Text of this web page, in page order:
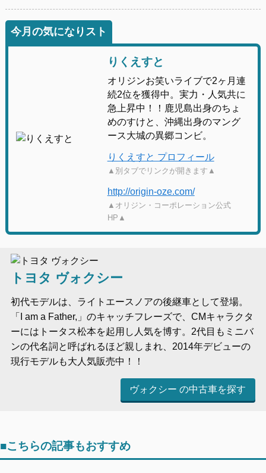
今月の気になりスト
りくえすと
オリジンお笑いライブで2ヶ月連
続2位を獲得中。実力・人気共に
急上昇中！！鹿児島出身のちょ
めのすけと、沖縄出身のマング
ース大城の異郷コンビ。
りくえすと プロフィール
▲別タブでリンクが開きます▲
http://origin-oze.com/
▲オリジン・コーポレーション公式
HP▲
トヨタ ヴォクシー
初代モデルは、ライトエースノアの後継車として登場。
「I am a Father,」のキャッチフレーズで、CMキャラクタ
ーにはトータス松本を起用し人気を博す。2代目もミニバ
ンの代名詞と呼ばれるほど親しまれ、2014年デビューの
現行モデルも大人気販売中！！
ヴォクシー の中古車を探す
■こちらの記事もおすすめ